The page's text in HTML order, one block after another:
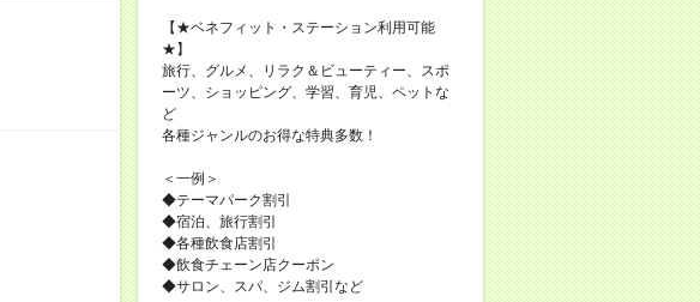
【★ベネフィット・ステーション利用可能
★】
旅行、グルメ、リラク＆ビューティー、スポ
ーツ、ショッピング、学習、育児、ペットな
ど
各種ジャンルのお得な特典多数！
＜一例＞
◆テーマパーク割引
◆宿泊、旅行割引
◆各種飲食店割引
◆飲食チェーン店クーポン
◆サロン、スパ、ジム割引など